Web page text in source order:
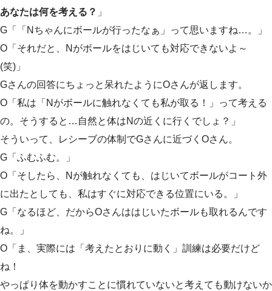
あなたは何を考える？ 」
G「「Nちゃんにボールが行ったなぁ」って思いますね…。」
O「それだと、Nがボールをはじいても対応できないよ～
(笑)」
Gさんの回答にちょっと呆れたようにOさんが返します。
O「私は「Nがボールに触れなくても私が取る！」って考える
の。そうすると…自然と体はNの近くに行くでしょ？」
そういって、レシーブの体制でGさんに近づくOさん。
G「ふむふむ。」
O「そしたら、Nが触れなくても、はじいてボールがコート外
に出たとしても、私はすぐに対応できる位置にいる。」
G「なるほど、だからOさんははじいたボールも取れるんです
ね。」
O「ま、実際には「考えたとおりに動く」訓練は必要だけど
ね！
やっぱり体を動かすことに慣れていないと考えても動けないか